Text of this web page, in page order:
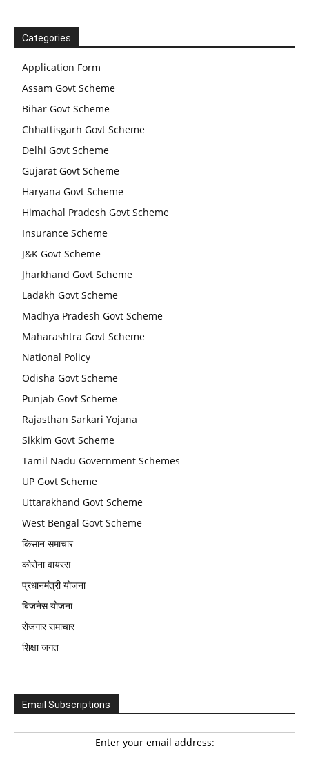
Categories
Application Form
Assam Govt Scheme
Bihar Govt Scheme
Chhattisgarh Govt Scheme
Delhi Govt Scheme
Gujarat Govt Scheme
Haryana Govt Scheme
Himachal Pradesh Govt Scheme
Insurance Scheme
J&K Govt Scheme
Jharkhand Govt Scheme
Ladakh Govt Scheme
Madhya Pradesh Govt Scheme
Maharashtra Govt Scheme
National Policy
Odisha Govt Scheme
Punjab Govt Scheme
Rajasthan Sarkari Yojana
Sikkim Govt Scheme
Tamil Nadu Government Schemes
UP Govt Scheme
Uttarakhand Govt Scheme
West Bengal Govt Scheme
किसान समाचार
कोरोना वायरस
प्रधानमंत्री योजना
बिजनेस योजना
रोजगार समाचार
शिक्षा जगत
Email Subscriptions
Enter your email address: